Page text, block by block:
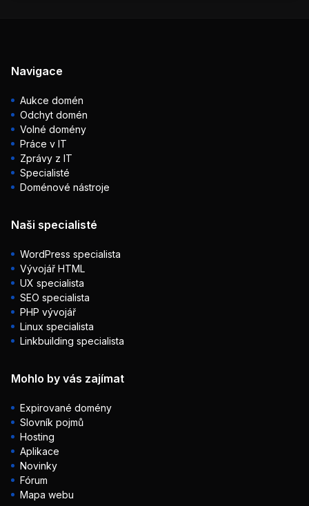
Navigace
Aukce domén
Odchyt domén
Volné domény
Práce v IT
Zprávy z IT
Specialisté
Doménové nástroje
Naši specialisté
WordPress specialista
Vývojář HTML
UX specialista
SEO specialista
PHP vývojář
Linux specialista
Linkbuilding specialista
Mohlo by vás zajímat
Expirované domény
Slovník pojmů
Hosting
Aplikace
Novinky
Fórum
Mapa webu